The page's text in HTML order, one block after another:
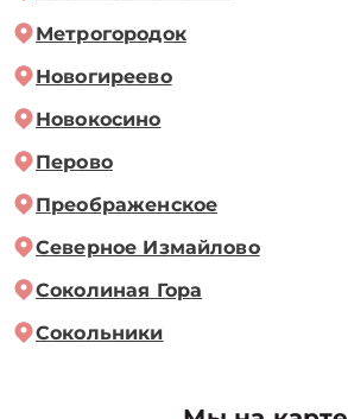
Метрогородок
Новогиреево
Новокосино
Перово
Преображенское
Северное Измайлово
Соколиная Гора
Сокольники